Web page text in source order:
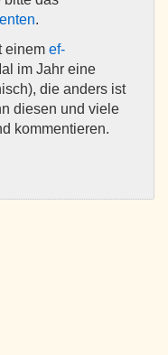
.
einem ef-
im Jahr eine
die anders ist
diesen und viele
kommentieren.